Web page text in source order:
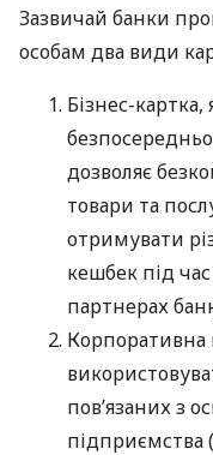
Зазвичай банки
особам два види
Бізнес-картка,
дозволяє
товари та
отримувати
кешбек під
партнерах
Корпоративна
пов’язаних з
підприємства